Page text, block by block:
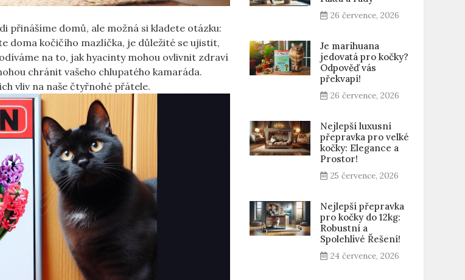
přinášíme domů, ale možná si kladete otázku:
doma kočičího mazlíčka, je důležité se ujistit,
na to, jak hyacinty mohou ovlivnit zdraví
chránit vašeho chlupatého kamaráda.
vliv na naše čtyřnohé přátele.
26 července, 2026
Je marihuana
jedovatá pro kočky?
Odpověď vás
překvapí!
26 července, 2026
Nejlepší luxusní
přepravka pro velké
kočky: Elegance a
Prostor!
25 července, 2026
Nejlepší přepravka
pro kočky do 12kg:
Robustní a
Spolehlivé Řešení!
24 července, 2026